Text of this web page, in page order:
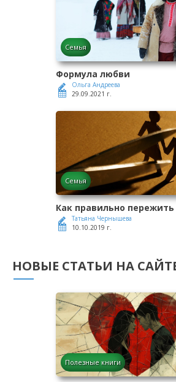
Семья
Формула любви
Ольга Андреева
29.09.2021 г.
Семья
Как правильно
Татьяна Чернышева
10.10.2019 г.
НОВЫЕ СТАТЬИ НА
Полезные книги